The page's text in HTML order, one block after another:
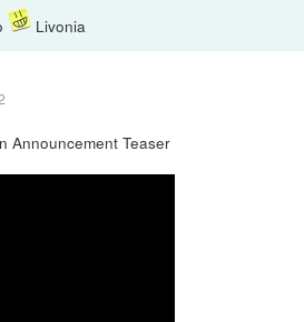
Livonia
Announcement Teaser